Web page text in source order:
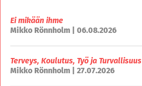
Ei mikään ihme
Mikko Rönnholm | 06.08.2026
Terveys, Koulutus, Työ ja Turvallisuus
Mikko Rönnholm | 27.07.2026